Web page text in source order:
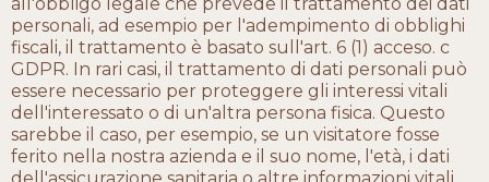
personali, ad esempio per l'adempimento di obblighi
fiscali, il trattamento è basato sull'art. 6 (1) acceso. c
GDPR. In rari casi, il trattamento di dati personali può
essere necessario per proteggere gli interessi vitali
dell'interessato o di un'altra persona fisica. Questo
sarebbe il caso, per esempio, se un visitatore fosse
ferito nella nostra azienda e il suo nome, l'età, i dati